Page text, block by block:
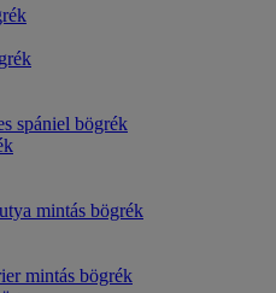
spániel bögrék
mintás bögrék
mintás bögrék